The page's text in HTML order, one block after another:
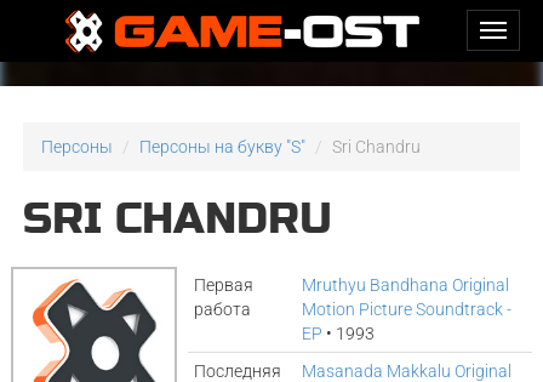
Персоны Персоны на букву "S" Sri Chandru
SRI CHANDRU
Первая
работа
Mruthyu Bandhana Original
Motion Picture Soundtrack -
EP • 1993
Последняя
Masanada Makkalu Original